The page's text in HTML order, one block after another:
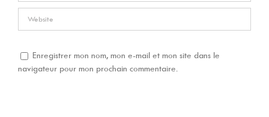
Enregistrer mon nom, mon e-mail et mon site dans le
navigateur pour mon prochain commentaire.